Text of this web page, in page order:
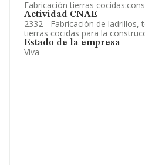
Fabricación tierras
Actividad CNAE
2332 - Fabricación de ladrillos,
tierras cocidas para la
Estado de la empresa
Viva